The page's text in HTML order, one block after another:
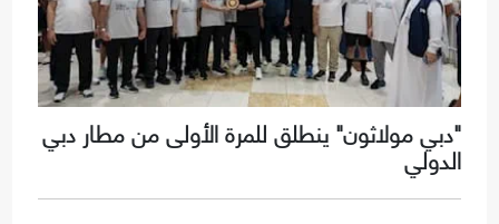
"دبي مولاثون" ينطلق للمرة الأولى من مطار دبي
الدولي